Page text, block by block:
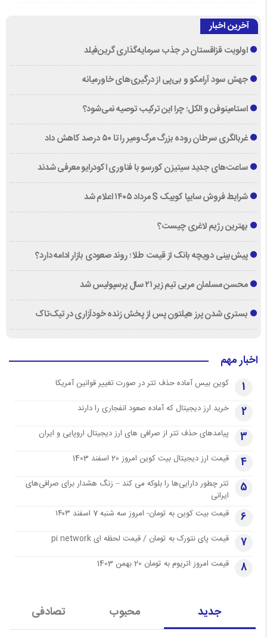
آخرین اخبار
اولویت قزاقستان در جذب سرمایه‌گذاری گرین‌فیلد
جهش سود آرامکو و بی‌پی از درگیری‌های خاورمیانه
استامینوفن و الکل؛ چرا این ترکیب توصیه نمی‌شود؟
غربالگری سرطان روده بزرگ مرگ‌ومیر را تا ۵۰ درصد کاهش داد
ساعت‌های جدید سیتیزن کورسو با فناوری اکودرایو معرفی شدند
شرایط فروش سایپا کوییک S مرداد ۱۴۰۵ اعلام شد
بهترین رژیم لاغری چیست؟
پیش‌بینی دویچه‌ بانک از قیمت طلا ؛ روند صعودی بازار ادامه دارد؟
محسن مسلمان مربی تیم زیر ۲۱ سال پرسپولیس شد
بستری شدن پرز هیلتون پس از پخش زنده خودآزاری در تیک‌تاک
اخبار مهم
1 کوین بیس آماده حذف تتر در صورت تغییر قوانین آمریکا
2 خرید ارز دیجیتال که آماده صعود انفجاری را دارند
3 پیامدهای حذف تتر از صرافی های ارز دیجیتال اروپایی و ایران
4 قیمت ارز دیجیتال بیت کوین امروز 20 اسفند 1403
5
تتر چطور دارایی‌ها را بلوکه می کند – زنگ هشدار برای صرافی‌های
ایرانی
6 قیمت بیت کوین به تومان- امروز سه شنبه 7 اسفند ۱۴۰۳
7 قیمت پای نتورک به تومان / قیمت لحظه ای pi network
8 قیمت امروز اتریوم به تومان 20 بهمن 1403
جدید محبوب تصادفی